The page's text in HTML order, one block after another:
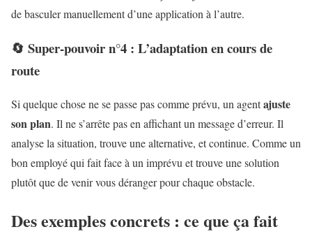
de basculer manuellement d’une application à l’autre.
🔄 Super-pouvoir n°4 : L’adaptation en cours de
route
Si quelque chose ne se passe pas comme prévu, un agentajuste
son plan. Il ne s’arrête pas en affichant un message d’erreur. Il
analyse la situation, trouve une alternative, et continue. Comme un
bon employé qui fait face à un imprévu et trouve une solution
plutôt que de venir vous déranger pour chaque obstacle.
Des exemples concrets : ce que ça fait